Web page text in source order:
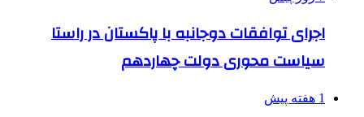
اجرای توافقات دوجانبه با پاکستان در راستا
سیاست محوری دولت چهاردهم
1 هفته پیش